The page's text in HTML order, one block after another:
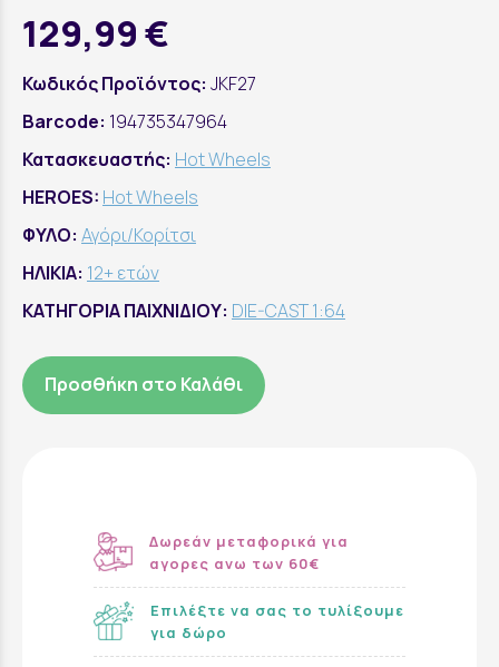
129,99 €
Κωδικός Προϊόντος: JKF27
Barcode: 194735347964
Κατασκευαστής: Hot Wheels
HEROES: Hot Wheels
ΦΥΛΟ: Αγόρι/Κορίτσι
ΗΛΙΚΙΑ: 12+ ετών
ΚΑΤΗΓΟΡΙΑ ΠΑΙΧΝΙΔΙΟΥ: DIE-CAST 1:64
Προσθήκη στο Καλάθι
Δωρεάν μεταφορικά για
αγορες ανω των 60€
Επιλέξτε να σας το τυλίξουμε
για δώρο